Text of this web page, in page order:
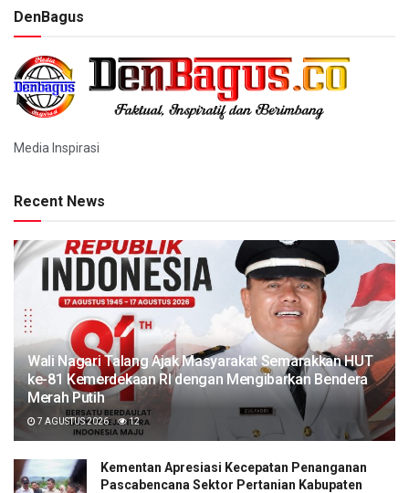
DenBagus
Media Inspirasi
Recent News
Wali Nagari Talang Ajak Masyarakat Semarakkan HUT
ke-81 Kemerdekaan RI dengan Mengibarkan Bendera
Merah Putih
7 AGUSTUS 2026 12
Kementan Apresiasi Kecepatan Penanganan
Pascabencana Sektor Pertanian Kabupaten